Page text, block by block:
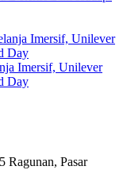
Imersif, Unilever
Day
Ragunan, Pasar